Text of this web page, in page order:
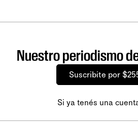
Nuestro periodismo
Suscribite por
Si ya tenés una